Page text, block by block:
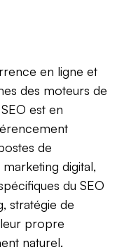
en ligne et
des moteurs de
est en
de
digital,
du SEO
stratégie de
propre
naturel.